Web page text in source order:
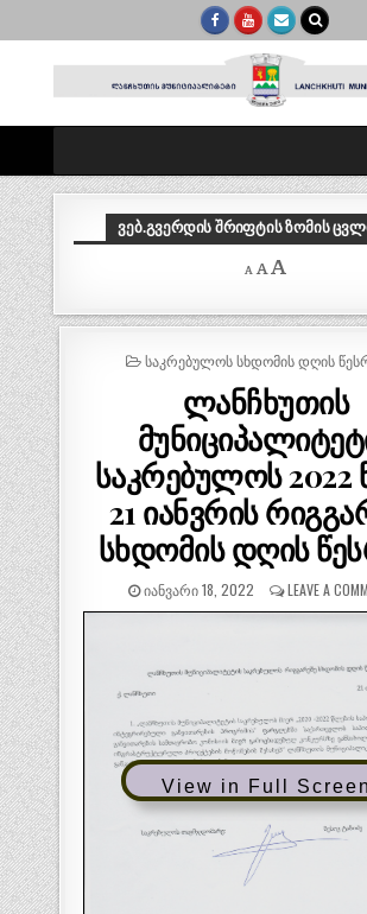
ᲕᲔᲑ.ᲒᲕᲔᲠᲓᲘᲡ ᲨᲠᲘᲤᲢᲘᲡ ᲖᲝᲛᲘᲡ
A
Decrease
font
A Reset
A
size.
POSTED
ᲡᲐᲙᲠᲔᲑᲣᲚᲝᲡ ᲡᲮᲓᲝᲛᲘᲡ ᲓᲦᲘᲡ
ლანჩხუთის
საკრებულოს 2022
21 იანვრის
სხდომის დღის
ᲘᲐᲜᲕᲐᲠᲘ 18, 2022 LEAVE A
View in Full Screen